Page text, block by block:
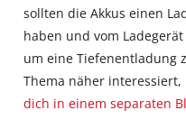
sollten die Akkus einen
haben und vom
um eine Tiefenentladung
Thema näher interessiert,
dich in einem separaten